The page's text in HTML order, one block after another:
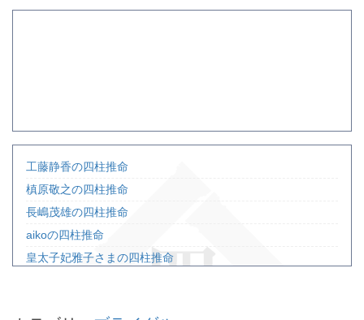
工藤静香の四柱推命
槙原敬之の四柱推命
長嶋茂雄の四柱推命
aikoの四柱推命
皇太子妃雅子さまの四柱推命